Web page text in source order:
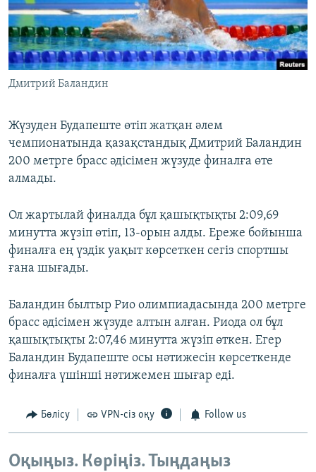
ЖАЗЫЛЫҢЫЗ
Басқа тілдерде
Дмитрий Баландин
Жүзуден Будапеште өтіп жатқан әлем
чемпионатында қазақстандық Дмитрий Баландин
200 метрге брасс әдісімен жүзуде финалға өте
алмады.
Ол жартылай финалда бұл қашықтықты 2:09,69
минутта жүзіп өтіп, 13-орын алды. Ереже бойынша
финалға ең үздік уақыт көрсеткен сегіз спортшы
ғана шығады.
Баландин былтыр Рио олимпиадасында 200 метрге
брасс әдісімен жүзуде алтын алған. Риода ол бұл
қашықтықты 2:07,46 минутта жүзіп өткен. Егер
Баландин Будапеште осы нәтижесін көрсеткенде
финалға үшінші нәтижемен шығар еді.
Бөлісу VPN-сіз оқу Follow us
Оқыңыз. Көріңіз. Тыңдаңыз